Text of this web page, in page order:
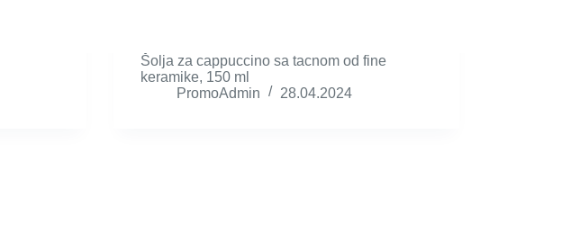
Šolja za cappuccino sa tacnom od fine
keramike, 150 ml
PromoAdmin
28.04.2024